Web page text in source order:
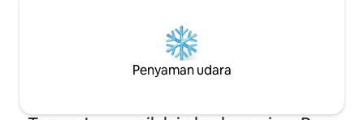
Penyaman udara